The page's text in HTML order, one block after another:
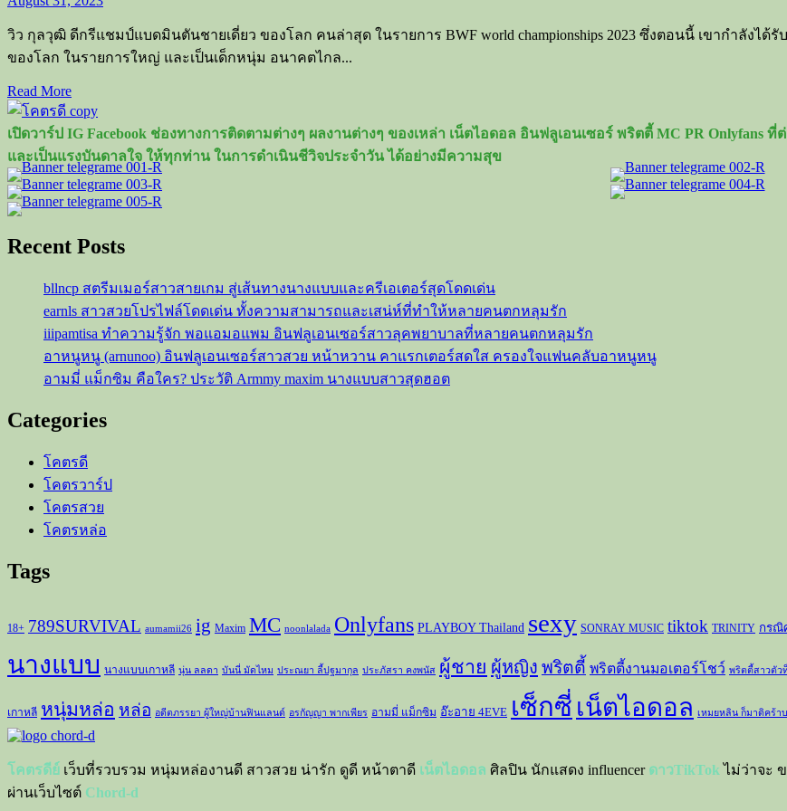
วิว กุลวุฒิ ดีกรีแชมป์แบดมินตันชายเดี่ยว ของโลก คนล่าสุด ในรายการ BWF world championships 2023 ซึ่งตอนนี้ เขากำลัง
ของโลก ในรายการใหญ่ และเป็นเด็กหนุ่ม อนาคตไกล...
Read MoreRead
more
about
วิว
กุล
วุฒิ
นัก
ผู้
แชมป์
เดี่ยว
ล่าสุด
BWF
เปิดวาร์ป IG Facebook ช่องทางการติดตามต่างๆ ผลงานต่างๆ ของเหล่า เน็ตไอดอล อินฟลูเอนเซอร์ พริตตี้ MC PR Onlyfans
และเป็นแรงบันดาลใจ ให้ทุกท่าน ในการดำเนินชีวิจประจำวัน ได้อย่างมีความสุข
Recent Posts
bllncp สตรีมเมอร์สาวสายเกม สู่เส้นทางนางแบบและครีเอเตอร์สุดโดดเด่น
earnls สาวสวยโปรไฟล์โดดเด่น ทั้งความสามารถและเสน่ห์ที่ทำให้หลายคนตกหลุมรัก
iiipamtisa ทำความรู้จัก พอแอมอแพม อินฟลูเอนเซอร์สาวลุคพยาบาลที่หลายคนตกหลุมรัก
อาหนูหนู (arnunoo) อินฟลูเอนเซอร์สาวสวย หน้าหวาน คาแรกเตอร์สดใส ครองใจแฟนคลับอาหนูหนู
อามมี่ แม็กซิม คือใคร? ประวัติ Armmy maxim นางแบบสาวสุดฮอต
Categories
โคตรดี
โคตรวาร์ป
โคตรสวย
โคตรหล่อ
Tags
18+ 789SURVIVAL aumamii26 ig Maxim MC noonlalada Onlyfans PLAYBOY Thailand sexy SONRAY MUSIC tiktok TRINITY กรณิ
นางแบบ นางแบบเกาหลี นุ่น ลลดา บันนี่ มัดไหม ประณยา ลี้ปฐมากุล ประภัสรา คงพนัส ผู้ชาย ผู้หญิง พริตตี้ พริตตี้งานมอเตอร์โชว์ พริตตี้สาวตัว
เกาหลี หนุ่มหล่อ หล่อ อดีตภรรยา ผู้ใหญ่บ้านฟินแลนด์ อรกัญญา พากเพียร อามมี่ แม็กซิม อ๊ะอาย 4EVE เซ็กซี่ เน็ตไอดอล เหมยหลิน ก็มาดิคร้าบ
โคตรดีย์ เว็บที่รวบรวม หนุ่มหล่องานดี สาวสวย น่ารัก ดูดี หน้าตาดี เน็ตไอดอล ศิลปิน นักแสดง influencer ดาวTikTok ไม่ว่าจะ
ผ่านเว็บไซต์ Chord-d